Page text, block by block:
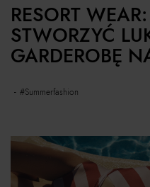
RESORT
STWORZYĆ
GARDEROBĘ
#summerfashion